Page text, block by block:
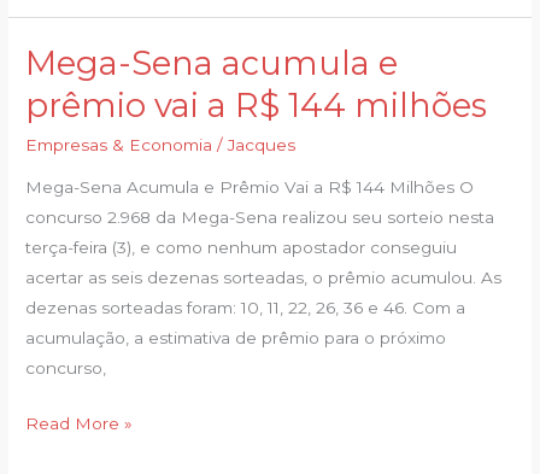
Mega-Sena acumula e
prêmio vai a R$ 144 milhões
Empresas & Economia /Jacques
Mega-Sena Acumula e Prêmio Vai a R$ 144 Milhões O
concurso 2.968 da Mega-Sena realizou seu sorteio nesta
terça-feira (3), e como nenhum apostador conseguiu
acertar as seis dezenas sorteadas, o prêmio acumulou. As
dezenas sorteadas foram: 10, 11, 22, 26, 36 e 46. Com a
acumulação, a estimativa de prêmio para o próximo
concurso,
Mega-
acumula
e
Read More »